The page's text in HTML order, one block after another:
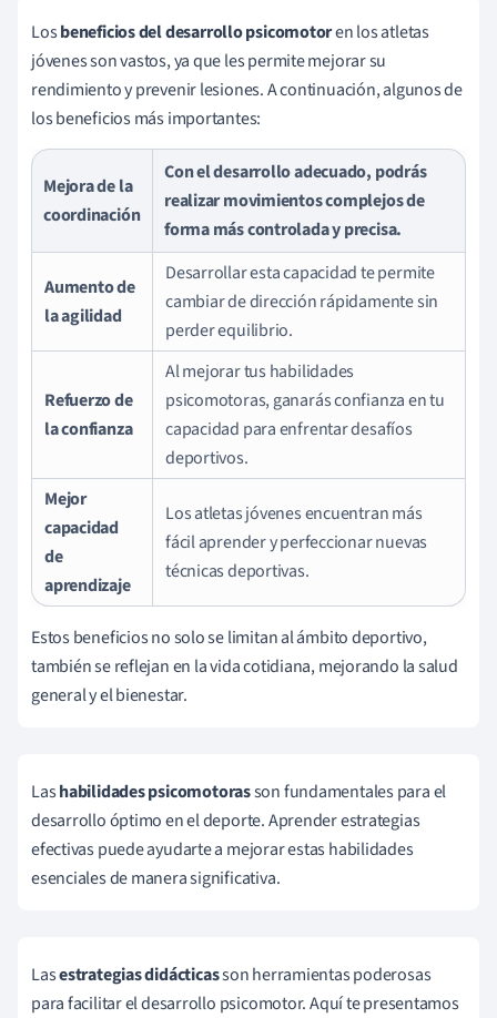
Losbeneficios del desarrollo psicomotoren los atletas
jóvenes son vastos, ya que les permite mejorar su
rendimiento y prevenir lesiones. A continuación, algunos de
los beneficios más importantes:
Mejora de la
coordinación
Con el desarrollo adecuado, podrás
realizar movimientos complejos de
forma más controlada y precisa.
Aumento de
la agilidad
Desarrollar esta capacidad te permite
cambiar de dirección rápidamente sin
perder equilibrio.
Refuerzo de
la confianza
Al mejorar tus habilidades
psicomotoras, ganarás confianza en tu
capacidad para enfrentar desafíos
deportivos.
Mejor
capacidad
de
aprendizaje
Los atletas jóvenes encuentran más
fácil aprender y perfeccionar nuevas
técnicas deportivas.
Estos beneficios no solo se limitan al ámbito deportivo,
también se reflejan en la vida cotidiana, mejorando la salud
general y el bienestar.
Lashabilidades psicomotorasson fundamentales para el
desarrollo óptimo en el deporte. Aprender estrategias
efectivas puede ayudarte a mejorar estas habilidades
esenciales de manera significativa.
Lasestrategias didácticasson herramientas poderosas
para facilitar el desarrollo psicomotor. Aquí te presentamos